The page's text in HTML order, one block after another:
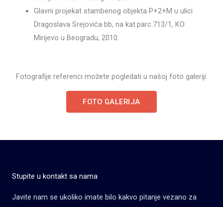
Glavni projekat stambenog objekta P+2+M u ulici
Dragoslava Srejovića bb, na kat.parc.713/1, KO
Mirijevo u Beogradu, 2010.
Fotografije referenci možete pogledati u našoj foto galeriji:
FOTO GALERIJA
Stupite u kontakt sa nama
Javite nam se ukoliko imate bilo kakvo pitanje vezano za